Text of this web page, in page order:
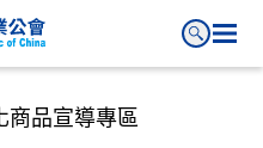
商品宣導專區